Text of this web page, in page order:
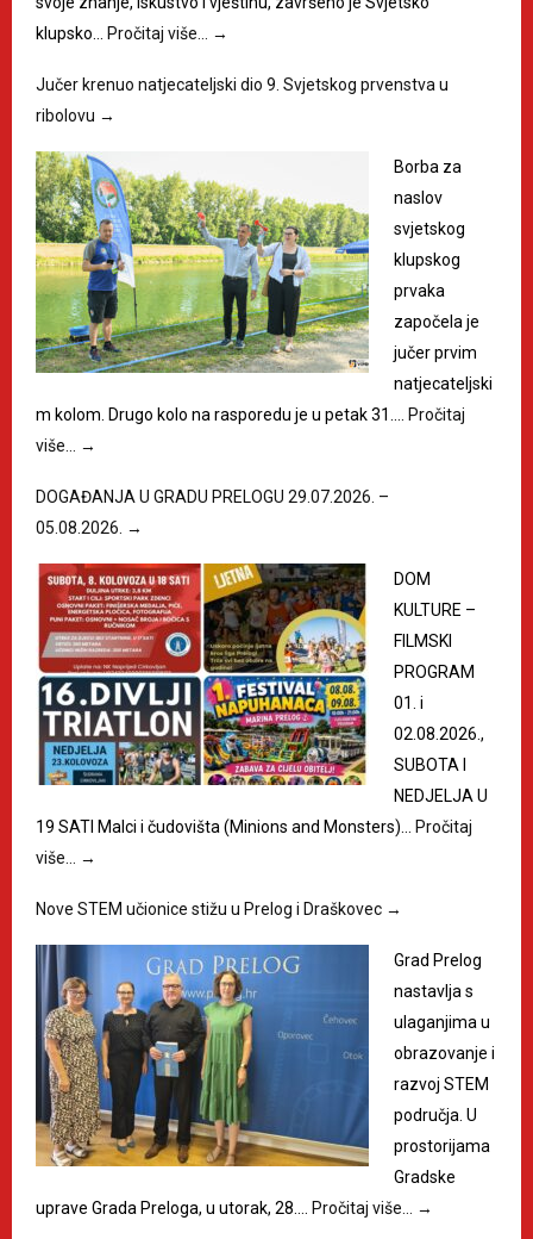
klupsko…
Pročitaj više… →
Jučer krenuo natjecateljski dio 9. Svjetskog prvenstva u
ribolovu →
Borba za
naslov
svjetskog
klupskog
prvaka
započela je
jučer prvim
natjecateljski
m kolom. Drugo kolo na rasporedu je u petak 31.…
Pročitaj
više…
→
DOGAĐANJA U GRADU PRELOGU 29.07.2026. –
05.08.2026. →
DOM
KULTURE –
FILMSKI
PROGRAM
01. i
02.08.2026.,
SUBOTA I
NEDJELJA U
19 SATI Malci i čudovišta (Minions and Monsters)…
Pročitaj
više…
→
Nove STEM učionice stižu u Prelog i Draškovec →
Grad Prelog
nastavlja s
ulaganjima u
obrazovanje i
razvoj STEM
područja. U
prostorijama
Gradske
uprave Grada Preloga, u utorak, 28.…
Pročitaj više… →